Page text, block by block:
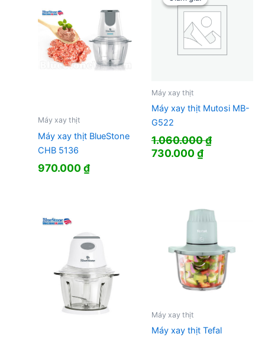
Máy xay thịt
Máy xay thịt BlueStone
CHB 5136
970.000₫
Máy xay thịt
Máy xay thịt Mutosi MB-
G522
1.060.000₫
Giá
730.000₫Giá
Máy xay thịt
Máy xay thịt Tefal